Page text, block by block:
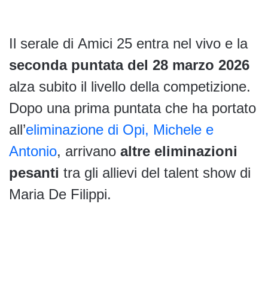
Il serale di Amici 25 entra nel vivo e la
seconda puntata del 28 marzo 2026
alza subito il livello della competizione.
Dopo una prima puntata che ha portato
all’eliminazione di Opi, Michele e
Antonio, arrivano altre eliminazioni
pesanti tra gli allievi del talent show di
Maria De Filippi.